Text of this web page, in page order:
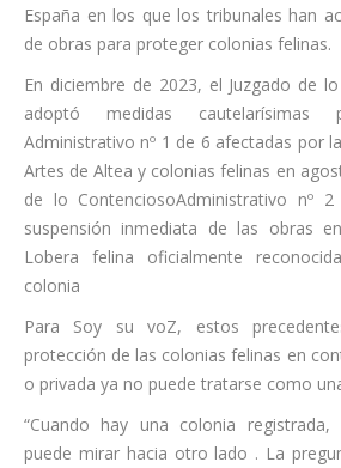
España en los que los tribunales han
de obras para proteger colonias felinas.
En diciembre de 2023, el Juzgado de
adoptó medidas
Administrativo nº 1 de 6 afectadas por
Artes de Altea y colonias felinas en
de lo ContenciosoAdministrativo nº
suspensión inmediata de las obras
Lobera felina oficialmente
colonia
Para Soy su voZ, estos
protección de las colonias felinas en
o privada ya no puede tratarse como
“Cuando hay una colonia
puede mirar hacia otro lado . La